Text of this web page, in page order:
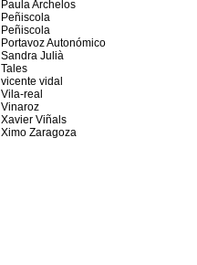
Paula Archelos
Peñiscola
Peñiscola
Portavoz Autonómico
Sandra Julià
Tales
vicente vidal
Vila-real
Vinaroz
Xavier Viñals
Ximo Zaragoza